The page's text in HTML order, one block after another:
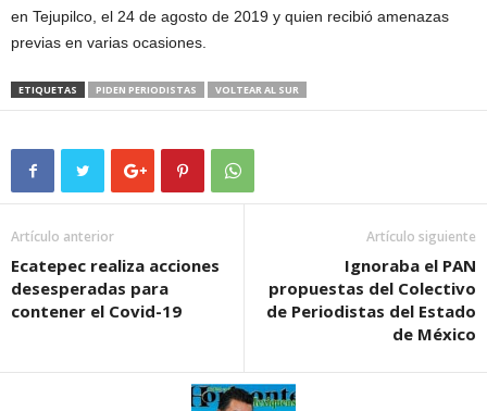
en Tejupilco, el 24 de agosto de 2019 y quien recibió amenazas
previas en varias ocasiones.
ETIQUETAS PIDEN PERIODISTAS VOLTEAR AL SUR
Artículo anterior
Ecatepec realiza acciones
desesperadas para
contener el Covid-19
Artículo siguiente
Ignoraba el PAN
propuestas del Colectivo
de Periodistas del Estado
de México